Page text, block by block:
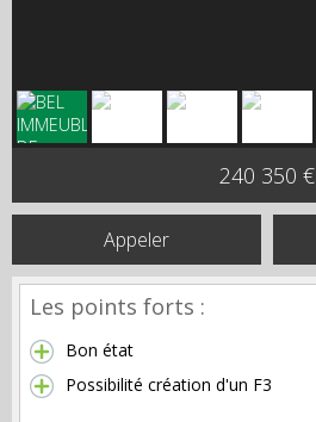
240 350 €
Appeler
Les points forts :
Bon état
Possibilité création d'un F3